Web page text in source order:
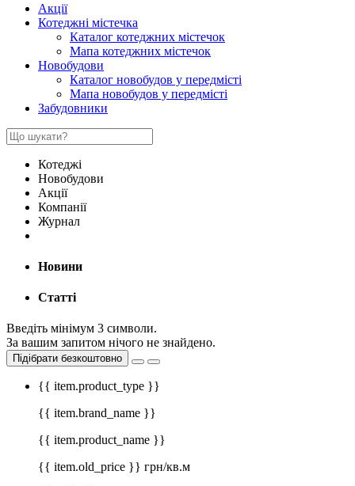
Акції
Котеджні містечка
Каталог котеджних містечок
Мапа котеджних містечок
Новобудови
Каталог новобудов у передмісті
Мапа новобудов у передмісті
Забудовники
Котеджі
Новобудови
Акції
Компанії
Журнал
Новини
Статті
Введіть мінімум 3 символи.
За вашим запитом нічого не знайдено.
Підібрати безкоштовно
{{ item.product_type }}
{{ item.brand_name }}
{{ item.product_name }}
{{ item.old_price }} грн/кв.м